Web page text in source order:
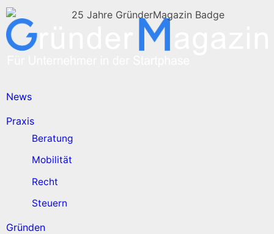
News
Praxis
Beratung
Mobilität
Recht
Steuern
Gründen